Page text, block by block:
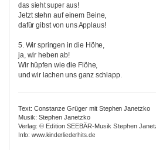
das sieht super aus!
Jetzt stehn auf einem Beine,
dafür gibst von uns Applaus!
5. Wir springen in die Höhe,
ja, wir heben ab!
Wir hüpfen wie die Flöhe,
und wir lachen uns ganz schlapp.
Text: Constanze Grüger mit Stephen Janetzko
Musik: Stephen Janetzko
Verlag: © Edition SEEBÄR-Musik Stephen
Info: www.kinderliederhits.de